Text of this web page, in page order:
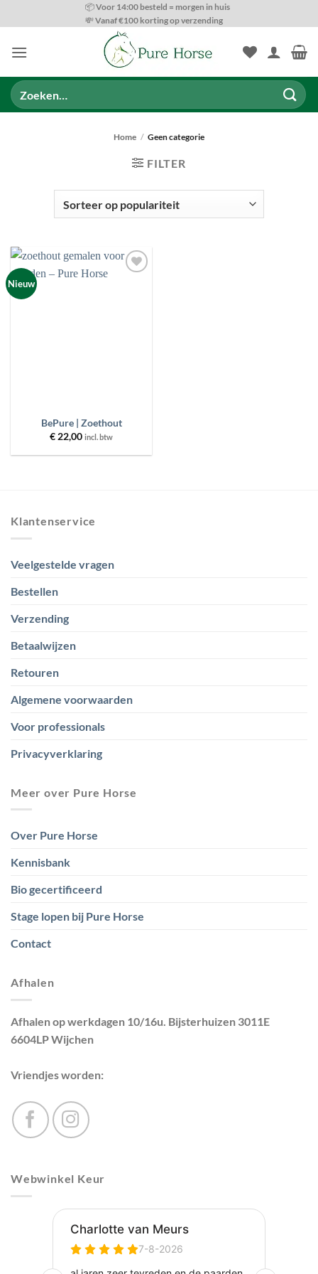
naar
📦 Voor 14:00 besteld = morgen in huis
💸 Vanaf €100 korting op verzending
Zoeken
naar:
Home / Geen categorie
FILTER
PRODUCT CATEGORIEËN
Nieuw
BePure | Zoethout
€ 22,00 incl. btw
Klantenservice
Veelgestelde vragen
Bestellen
Verzending
Betaalwijzen
Retouren
Algemene voorwaarden
Voor professionals
Privacyverklaring
Meer over Pure Horse
Over Pure Horse
Kennisbank
Bio gecertificeerd
Stage lopen bij Pure Horse
Contact
Afhalen
Afhalen op werkdagen 10/16u. Bijsterhuizen 3011E
6604LP Wijchen
Vriendjes worden:
Webwinkel Keur